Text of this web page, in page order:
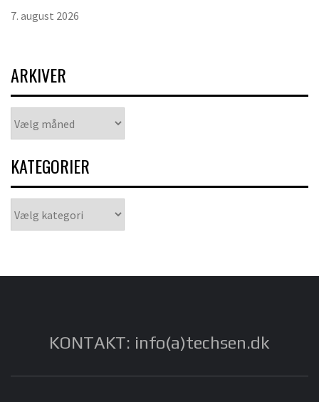
7. august 2026
ARKIVER
KATEGORIER
KONTAKT: info(a)techsen.dk